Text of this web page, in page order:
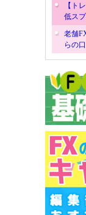
【ト
低ス
老舗
らの